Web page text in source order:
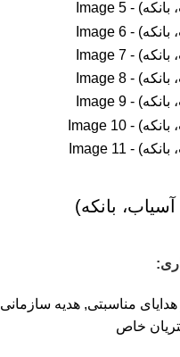
بانکه)
مناسبتی, هدیه سازمانی
خاص